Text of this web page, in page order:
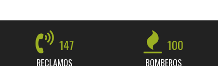
147
RECLAMOS
100
BOMBEROS